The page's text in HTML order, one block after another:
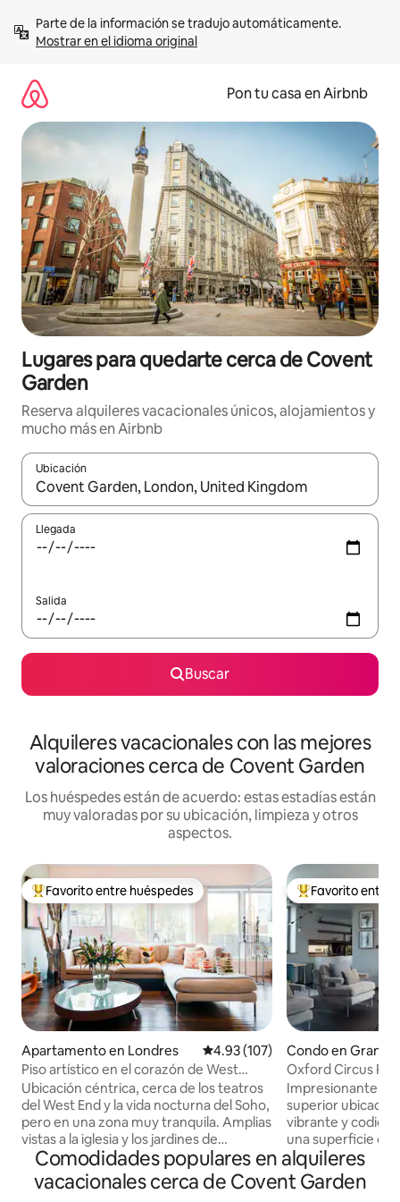
contenidoMostrar en el idioma original
Pon tu casa en Airbnb
Lugares para quedarte cerca de Covent
Garden
Reserva alquileres vacacionales únicos, alojamientos y
mucho más en Airbnb
Ubicación
Cuando los resultados estén disponibles, navega con las
Llegada
Salida
Buscar
Alquileres vacacionales con las mejores
valoraciones cerca de Covent Garden
Los huéspedes están de acuerdo: estas estadías están
muy valoradas por su ubicación, limpieza y otros
aspectos.
Favorito entre huéspedes preferido
Favorito entre huéspedes
Apartamento en Londres Calificación promedio: 4.93 de
4.93 (107)
Piso artístico en el corazón de West
London
Ubicación céntrica, cerca de los teatros
del West End y la vida nocturna del Soho,
pero en una zona muy tranquila. Amplias
vistas a la iglesia y los jardines de
Dinamarca. Múltiples opciones de
transporte público. Edificio y entrada
seguros. Dame j Haz del espacio el tuyo,
Favorito entre
Favorito entre
Condo en Gran
Oxford Circus
Impresionante
superior ubicado
vibrante y
una superficie de
el apartamento
cuenta con 2
elegantes baños
Comodidades populares en alquileres
vacacionales cerca de Covent Garden